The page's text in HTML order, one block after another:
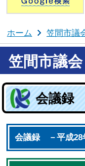
ホーム 笠間市議
笠間市議会
会議録
会議録 －平成28